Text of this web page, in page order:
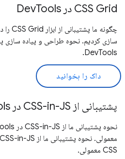
CSS Grid در DevTools
DevTools.
داک را بخوانید
پشتیبانی از CSS-in-JS در DevTools
CSS معمولی.